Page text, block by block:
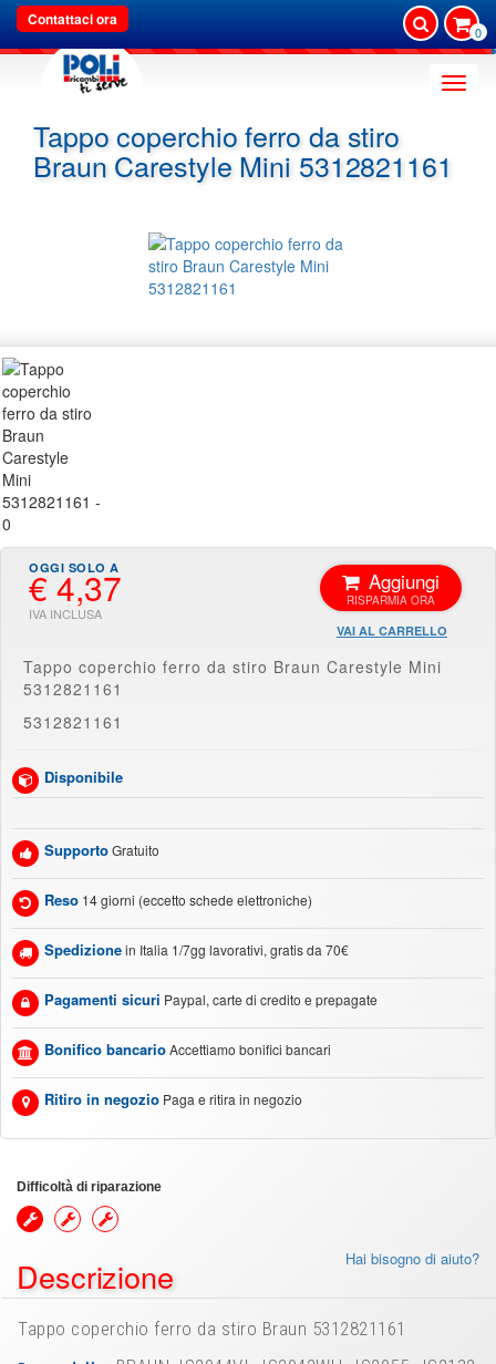
Contattaci ora
0
Toggle
Tappo coperchio ferro da stiro
Braun Carestyle Mini 5312821161
€ 4,37 Aggiungi
VAI AL CARRELLO
Tappo coperchio ferro da stiro Braun Carestyle Mini
5312821161
5312821161
Disponibile
SupportoGratuito
Reso 14 giorni (eccetto schede elettroniche)
Spedizionein Italia 1/7gg lavorativi, gratis da 70€
Pagamenti sicuri Paypal, carte di credito e prepagate
Bonifico bancarioAccettiamo bonifici bancari
Ritiro in negozio Paga e ritira in negozio
Difficoltà di riparazione
Hai bisogno di aiuto?
Descrizione
Tappo coperchio ferro da stiro Braun 5312821161